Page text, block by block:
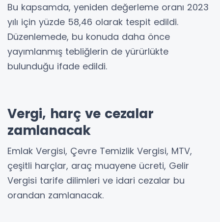
Bu kapsamda, yeniden değerleme oranı 2023
yılı için yüzde 58,46 olarak tespit edildi.
Düzenlemede, bu konuda daha önce
yayımlanmış tebliğlerin de yürürlükte
bulunduğu ifade edildi.
Vergi, harç ve cezalar
zamlanacak
Emlak Vergisi, Çevre Temizlik Vergisi, MTV,
çeşitli harçlar, araç muayene ücreti, Gelir
Vergisi tarife dilimleri ve idari cezalar bu
orandan zamlanacak.